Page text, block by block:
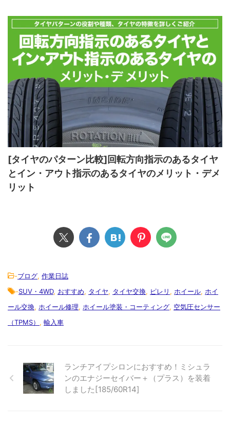
[タイヤのパターン比較]回転方向指示のあるタイヤ
とイン・アウト指示のあるタイヤのメリット・デメ
リット
-ブログ, 作業日誌
-SUV・4WD, おすすめ, タイヤ, タイヤ交換, ピレリ , ホイール, ホイ
ール交換, ホイール修理, ホイール塗装・コーティング, 空気圧センサー
（TPMS） , 輸入車
ランチアイプシロンにおすすめ！ミシュラ
ンのエナジーセイバー＋（プラス）を装着
しました[185/60R14]